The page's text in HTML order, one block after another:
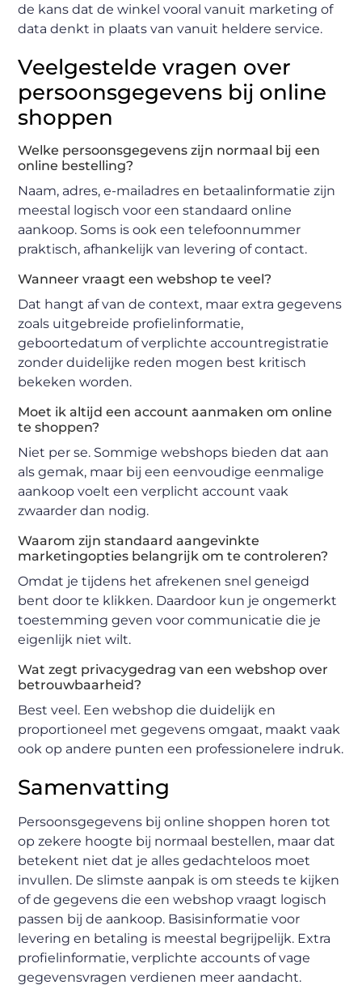
de kans dat de winkel vooral vanuit marketing of
data denkt in plaats van vanuit heldere service.
Veelgestelde vragen over
persoonsgegevens bij online
shoppen
Welke persoonsgegevens zijn normaal bij een
online bestelling?
Naam, adres, e-mailadres en betaalinformatie zijn
meestal logisch voor een standaard online
aankoop. Soms is ook een telefoonnummer
praktisch, afhankelijk van levering of contact.
Wanneer vraagt een webshop te veel?
Dat hangt af van de context, maar extra gegevens
zoals uitgebreide profielinformatie,
geboortedatum of verplichte accountregistratie
zonder duidelijke reden mogen best kritisch
bekeken worden.
Moet ik altijd een account aanmaken om online
te shoppen?
Niet per se. Sommige webshops bieden dat aan
als gemak, maar bij een eenvoudige eenmalige
aankoop voelt een verplicht account vaak
zwaarder dan nodig.
Waarom zijn standaard aangevinkte
marketingopties belangrijk om te controleren?
Omdat je tijdens het afrekenen snel geneigd
bent door te klikken. Daardoor kun je ongemerkt
toestemming geven voor communicatie die je
eigenlijk niet wilt.
Wat zegt privacygedrag van een webshop over
betrouwbaarheid?
Best veel. Een webshop die duidelijk en
proportioneel met gegevens omgaat, maakt vaak
ook op andere punten een professionelere indruk.
Samenvatting
Persoonsgegevens bij online shoppen horen tot
op zekere hoogte bij normaal bestellen, maar dat
betekent niet dat je alles gedachteloos moet
invullen. De slimste aanpak is om steeds te kijken
of de gegevens die een webshop vraagt logisch
passen bij de aankoop. Basisinformatie voor
levering en betaling is meestal begrijpelijk. Extra
profielinformatie, verplichte accounts of vage
gegevensvragen verdienen meer aandacht.